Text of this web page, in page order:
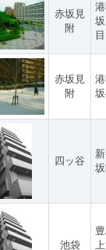
赤坂見
附
目
赤坂見
附
四ッ谷
池袋